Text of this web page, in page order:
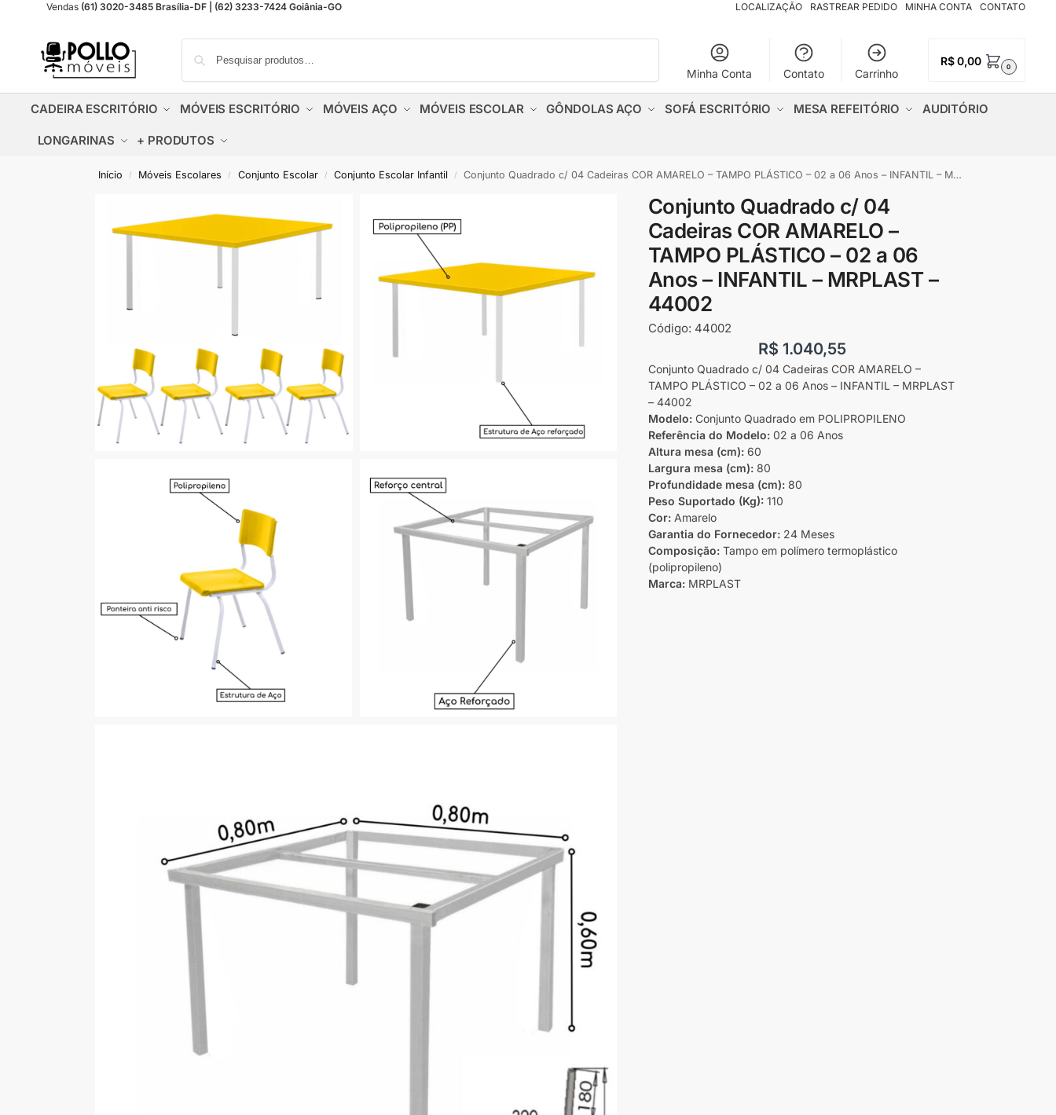
Vendas (61) 3020-3485 Brasília-DF | (62) 3233-7424 Goiânia-GO LOCALIZAÇÃO RASTREAR PEDIDO MINHA CONTA CONTATO
Minha Conta Contato Carrinho
R$0,00 0
CADEIRA ESCRITÓRIO MÓVEIS ESCRITÓRIO MÓVEIS AÇO MÓVEIS ESCOLAR GÔNDOLAS AÇO SOFÁ ESCRITÓRIO MESA REFEITÓRIO AUDITÓRIO
LONGARINAS + PRODUTOS
Início / Móveis Escolares / Conjunto Escolar / Conjunto Escolar Infantil / Conjunto Quadrado c/ 04 Cadeiras COR AMARELO – TAMPO PLÁSTICO – 02 a 06 Anos – INFANTIL – MRPLAST – 44002
Conjunto Quadrado c/ 04
Cadeiras COR AMARELO –
TAMPO PLÁSTICO – 02 a 06
Anos – INFANTIL – MRPLAST –
44002
Código: 44002
R$ 1.040,55
Conjunto Quadrado c/ 04 Cadeiras COR AMARELO –
TAMPO PLÁSTICO – 02 a 06 Anos – INFANTIL – MRPLAST
– 44002
Modelo: Conjunto Quadrado em POLIPROPILENO
Referência do Modelo:02 a 06 Anos
Altura mesa (cm):60
Largura mesa (cm):80
Profundidade mesa (cm):80
Peso Suportado (Kg):110
Cor:Amarelo
Garantia do Fornecedor:24 Meses
Composição: Tampo em polímero termoplástico
(polipropileno)
Marca:MRPLAST